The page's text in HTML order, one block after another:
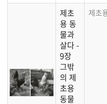
제초
용 동
물과
살다 -
9장
그밖
의 제
초용
동물
제초